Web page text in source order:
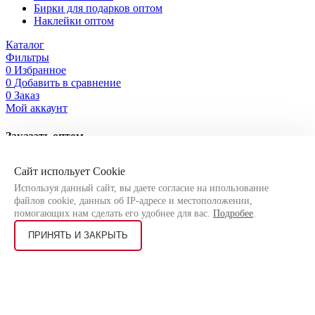
Сайт испольует Cookie
Используя данный сайт, вы даете согласие на ипользование
файлов cookie, данных об IP-адресе и местоположении,
помогающих нам сделать его удобнее для вас. Подробее.
ПРИНЯТЬ И ЗАКРЫТЬ
Бирки для подарков оптом
Наклейки оптом
Каталог
Фильтры
0 Избранное
0 Добавить в сравнение
0 Заказ
Мой аккаунт
Заказать оптом
с Вами!